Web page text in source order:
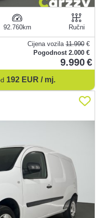
92.760 Ručni
Cijena vozila 11.990 €
Pogodnost 2.000 €
9.990
192 EUR / mj.